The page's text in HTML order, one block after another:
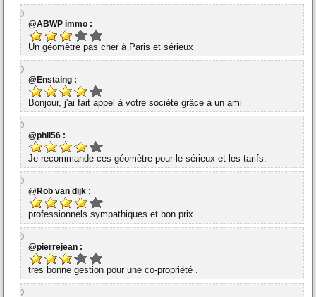
@ABWP immo :
Un géomètre pas cher à Paris et sérieux
@Enstaing :
Bonjour, j'ai fait appel à votre société grâce à un ami
@phil56 :
Je recommande ces géomètre pour le sérieux et les tarifs.
@Rob van dijk :
professionnels sympathiques et bon prix
@pierrejean :
tres bonne gestion pour une co-propriété .